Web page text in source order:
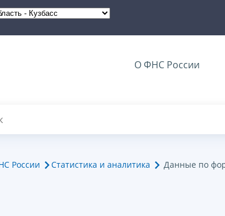
О ФНС России
России Статистика и аналитика Данные по